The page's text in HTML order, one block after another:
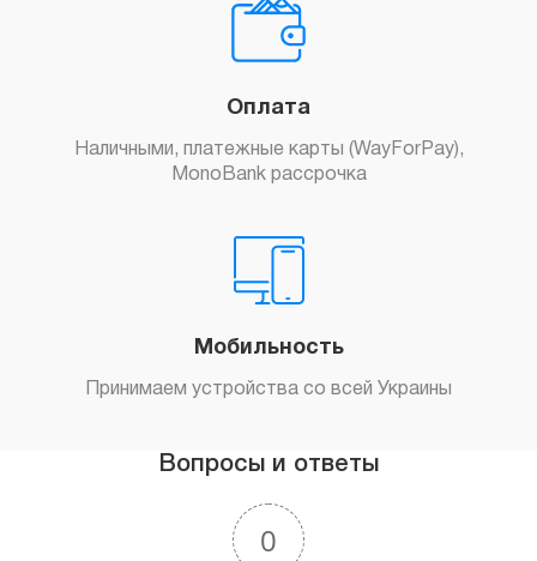
Оплата
Наличными, платежные карты (WayForPay),
MonoBank рассрочка
Мобильность
Принимаем устройства со всей Украины
Вопросы и ответы
0